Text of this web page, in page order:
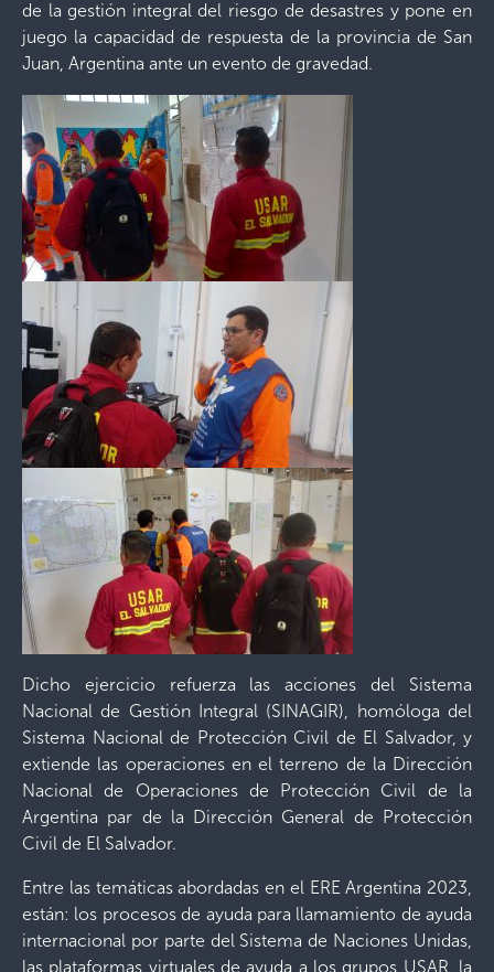
de la gestión integral del riesgo de desastres y pone en
juego la capacidad de respuesta de la provincia de San
Juan, Argentina ante un evento de gravedad.
Dicho ejercicio refuerza las acciones del Sistema
Nacional de Gestión Integral (SINAGIR), homóloga del
Sistema Nacional de Protección Civil de El Salvador, y
extiende las operaciones en el terreno de la Dirección
Nacional de Operaciones de Protección Civil de la
Argentina par de la Dirección General de Protección
Civil de El Salvador.
Entre las temáticas abordadas en el ERE Argentina 2023,
están: los procesos de ayuda para llamamiento de ayuda
internacional por parte del Sistema de Naciones Unidas,
las plataformas virtuales de ayuda a los grupos USAR, la